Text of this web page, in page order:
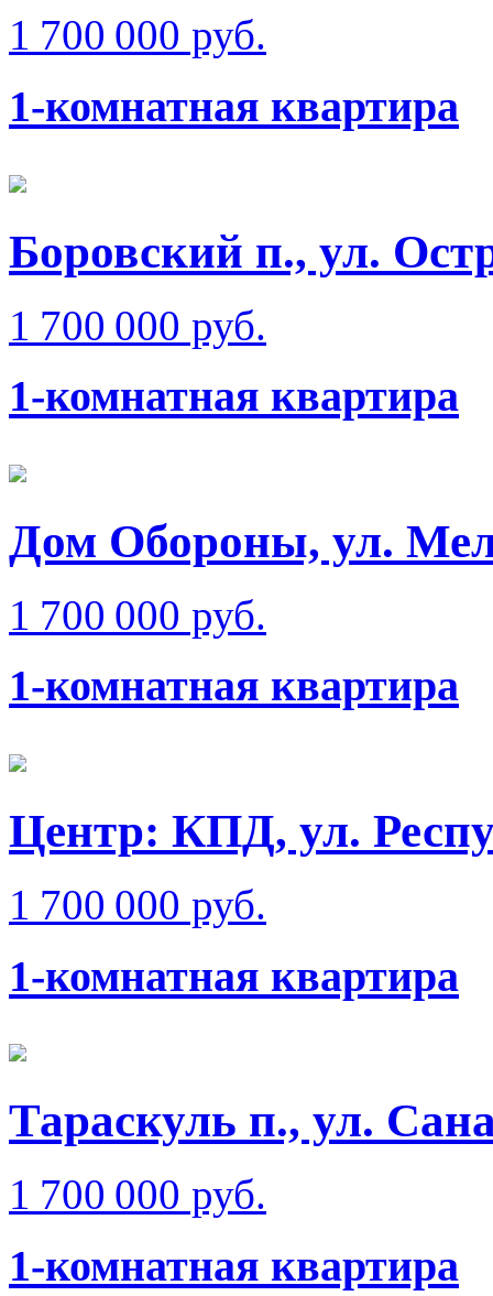
1 700 000 руб.
1-комнатная квартира
Боровский п., ул.
1 700 000 руб.
1-комнатная квартира
Дом Обороны, ул.
1 700 000 руб.
1-комнатная квартира
Центр: КПД, ул.
1 700 000 руб.
1-комнатная квартира
Тараскуль п., ул.
1 700 000 руб.
1-комнатная квартира